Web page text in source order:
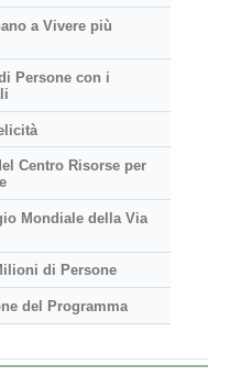
a Vivere più
Persone con i
Centro Risorse per
Mondiale della Via
di Persone
del Programma